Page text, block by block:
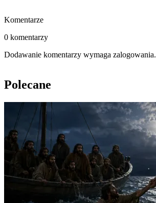
Komentarze
0 komentarzy
Dodawanie komentarzy wymaga zalogowania.
Polecane